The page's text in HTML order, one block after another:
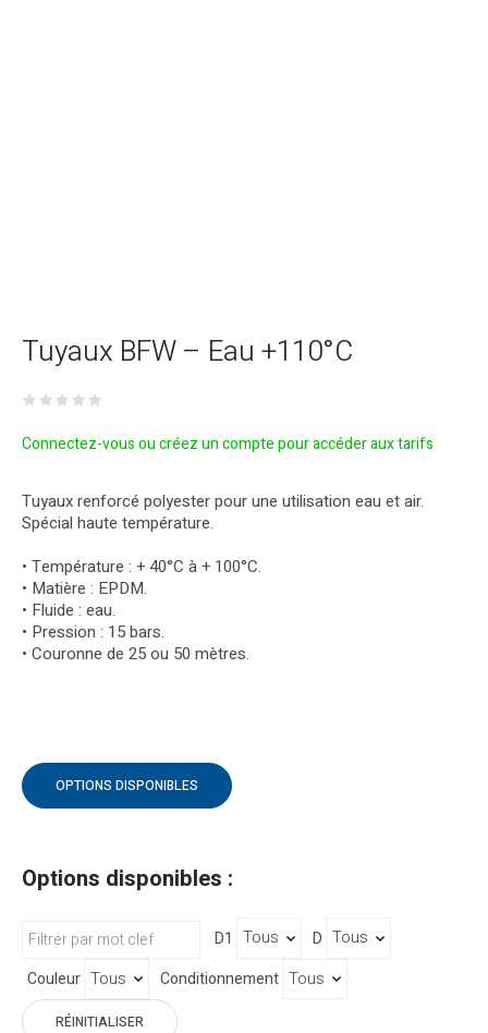
Tuyaux BFW – Eau +110°C
Connectez-vous ou créez un compte pour accéder aux tarifs
Tuyaux renforcé polyester pour une utilisation eau et air.
Spécial haute température.
• Température : + 40°C à + 100°C.
• Matière : EPDM.
• Fluide : eau.
• Pression : 15 bars.
• Couronne de 25 ou 50 mètres.
OPTIONS DISPONIBLES
Options disponibles :
D1
D
Couleur
Conditionnement
RÉINITIALISER